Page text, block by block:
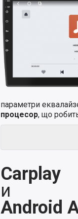
параметри
процесор, що
Carplay
и
Android